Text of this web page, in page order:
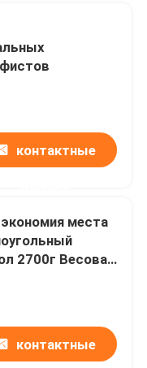
контактные
места
2700г Весовая
контактные
Алюминиевый телескопический триггер легкий для активных занятий на открытом воздухе